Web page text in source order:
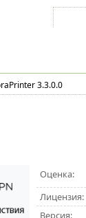
3.3.0.0
Оценка:
Лицензия:
Версия: